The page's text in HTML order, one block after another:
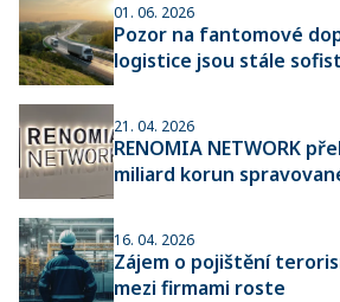
01. 06. 2026
Pozor na fantomové
logistice jsou stále
21. 04. 2026
RENOMIA NETWORK
miliard korun
16. 04. 2026
Zájem o pojištění
mezi firmami roste